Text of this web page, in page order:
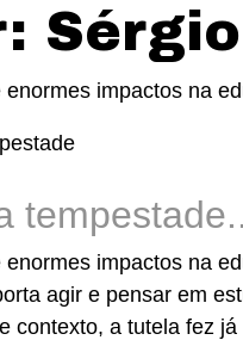
enormes impactos na
enormes impactos na
agir e pensar em
contexto, a tutela fez